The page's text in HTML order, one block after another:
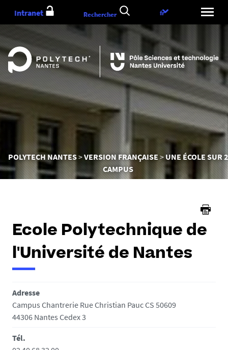
Aller
au
contenu
Vous
êtes
ici :
POLYTECH NANTES VERSION FRANÇAISE
UNE ÉCOLE SUR 2
CAMPUS
Intranet Rechercher
Choix
langue
fr
Ecole Polytechnique de
l'Université de Nantes
Adresse
Campus Chantrerie Rue Christian Pauc CS 50609
44306 Nantes Cedex 3
Tél.